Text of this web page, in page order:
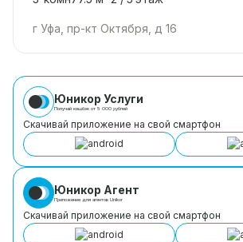
г Уфа, пр-кт Октября, д 16
Юникор Услуги
Получай кешбэк от 5 000 рублей
Скачивай приложение на свой смартфон
Юникор Агент
Приложение для агентов Unikor
Скачивай приложение на свой смартфон